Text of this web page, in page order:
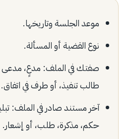
موعد الجلسة وتاريخها.
نوع القضية أو المسألة.
صفتك في الملف: مدعٍ، مدعى
طالب تنفيذ، أو طرف في اتفاق.
آخر مستند صادر في الملف:
حكم، مذكرة، طلب، أو إشعار.